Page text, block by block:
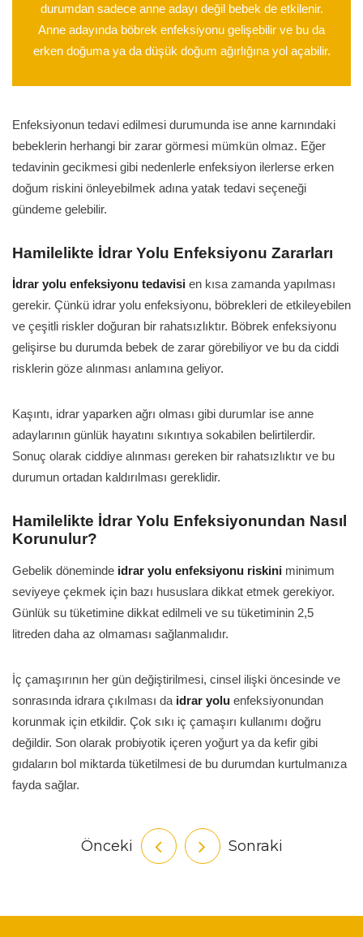
durumdan sadece anne adayı değil bebek de etkilenir.
Anne adayında böbrek enfeksiyonu gelişebilir ve bu da
erken doğuma ya da düşük doğum ağırlığına yol açabilir.
Enfeksiyonun tedavi edilmesi durumunda ise anne karnındaki
bebeklerin herhangi bir zarar görmesi mümkün olmaz. Eğer
tedavinin gecikmesi gibi nedenlerle enfeksiyon ilerlerse erken
doğum riskini önleyebilmek adına yatak tedavi seçeneği
gündeme gelebilir.
Hamilelikte İdrar Yolu Enfeksiyonu Zararları
İdrar yolu enfeksiyonu tedavisi en kısa zamanda yapılması
gerekir. Çünkü idrar yolu enfeksiyonu, böbrekleri de etkileyebilen
ve çeşitli riskler doğuran bir rahatsızlıktır. Böbrek enfeksiyonu
gelişirse bu durumda bebek de zarar görebiliyor ve bu da ciddi
risklerin göze alınması anlamına geliyor.
Kaşıntı, idrar yaparken ağrı olması gibi durumlar ise anne
adaylarının günlük hayatını sıkıntıya sokabilen belirtilerdir.
Sonuç olarak ciddiye alınması gereken bir rahatsızlıktır ve bu
durumun ortadan kaldırılması gereklidir.
Hamilelikte İdrar Yolu Enfeksiyonundan Nasıl
Korunulur?
Gebelik döneminde idrar yolu enfeksiyonu riskini minimum
seviyeye çekmek için bazı hususlara dikkat etmek gerekiyor.
Günlük su tüketimine dikkat edilmeli ve su tüketiminin 2,5
litreden daha az olmaması sağlanmalıdır.
İç çamaşırının her gün değiştirilmesi, cinsel ilişki öncesinde ve
sonrasında idrara çıkılması da idrar yolu enfeksiyonundan
korunmak için etkildir. Çok sıkı iç çamaşırı kullanımı doğru
değildir. Son olarak probiyotik içeren yoğurt ya da kefir gibi
gıdaların bol miktarda tüketilmesi de bu durumdan kurtulmanıza
fayda sağlar.
Önceki Sonraki